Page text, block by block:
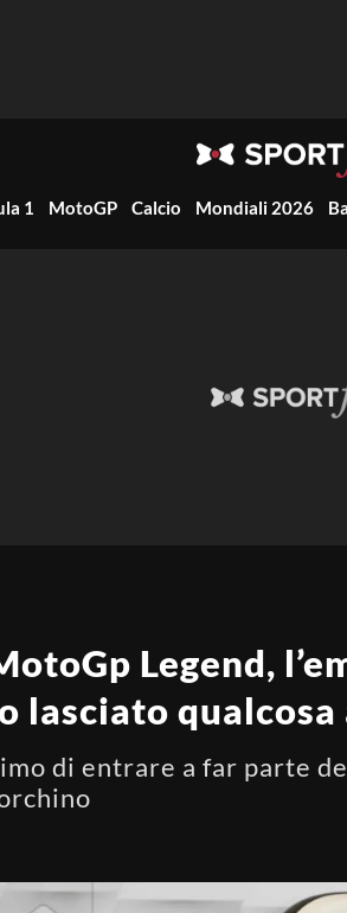
1 MotoGP Calcio Mondiali 2026
Legend,
lasciato
di entrare a far parte